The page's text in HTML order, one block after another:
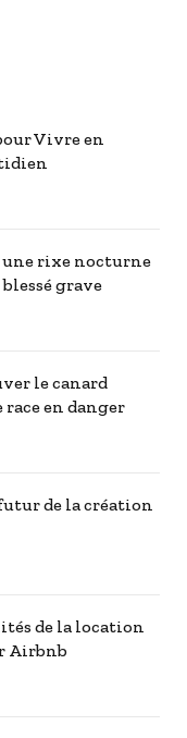
Vivre en
une rixe nocturne
grave
le canard
race en danger
de la création
de la location
Airbnb